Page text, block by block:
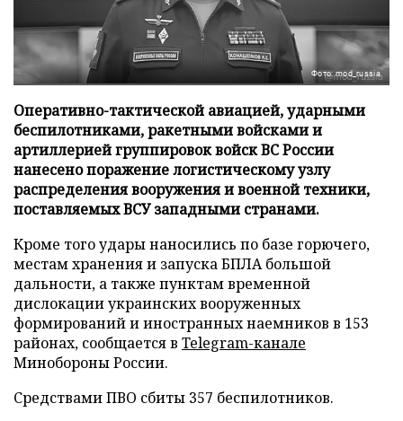
Фото: mod_russia
Оперативно-тактической авиацией, ударными
беспилотниками, ракетными войсками и
артиллерией группировок войск ВС России
нанесено поражение логистическому узлу
распределения вооружения и военной техники,
поставляемых ВСУ западными странами.
Кроме того удары наносились по базе горючего,
местам хранения и запуска БПЛА большой
дальности, а также пунктам временной
дислокации украинских вооруженных
формирований и иностранных наемников в 153
районах, сообщается в Telegram-канале
Минобороны России.
Средствами ПВО сбиты 357 беспилотников.